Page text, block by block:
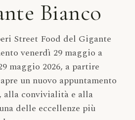
Bianco
Street Food del Gigante
venerdì 29 maggio a
maggio 2026, a partire
un nuovo appuntamento
alla convivialità e alla
delle eccellenze più